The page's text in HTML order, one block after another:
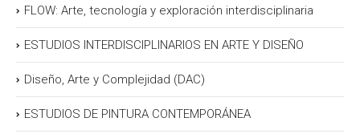
FLOW: Arte, tecnología y exploración interdisciplinaria
ESTUDIOS INTERDISCIPLINARIOS EN ARTE Y DISEÑO
Diseño, Arte y Complejidad (DAC)
ESTUDIOS DE PINTURA CONTEMPORÁNEA